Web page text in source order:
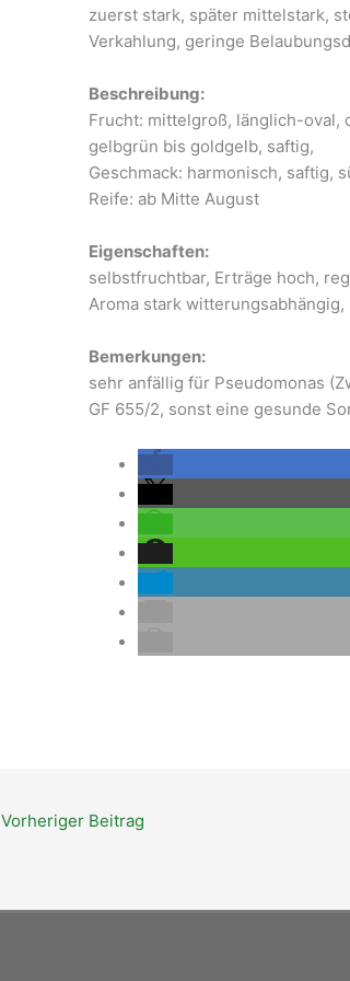
zuerst stark, später mittelstark,
Verkahlung, geringe
Beschreibung:
Frucht: mittelgroß, länglich-oval,
gelbgrün bis goldgelb, saftig,
Geschmack: harmonisch, saftig,
Reife: ab Mitte August
Eigenschaften:
selbstfruchtbar, Erträge hoch,
Aroma stark
Bemerkungen:
sehr anfällig für Pseudomonas
GF 655/2, sonst eine gesunde
Vorheriger Beitrag